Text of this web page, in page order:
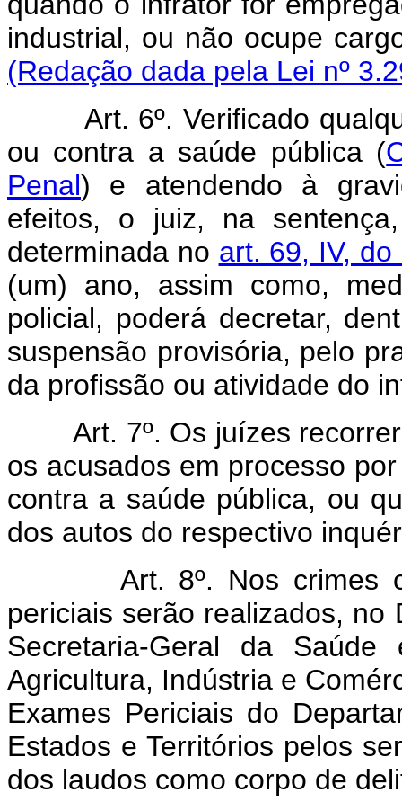
industrial, ou não ocupe
(Redação dada pela Lei nº
Art. 6º. Verificado
ou contra a saúde pública (
Penal) e atendendo à
efeitos, o juiz, na
determinada no art. 69, IV,
(um) ano, assim como,
policial, poderá decretar,
suspensão provisória, pelo
da profissão ou atividade do
Art. 7º. Os juízes
os acusados em processo
contra a saúde pública, ou
dos autos do respectivo
Art. 8º. Nos crimes
periciais serão realizados,
Secretaria-Geral da
Agricultura, Indústria e
Exames Periciais do
Estados e Territórios pelos
dos laudos como corpo de